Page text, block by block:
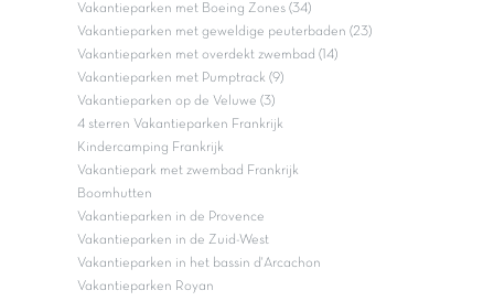
Vakantieparken met Boeing Zones (34)
Vakantieparken met geweldige peuterbaden (23)
Vakantieparken met overdekt zwembad (14)
Vakantieparken met Pumptrack (9)
Vakantieparken op de Veluwe (3)
4 sterren Vakantieparken Frankrijk
Kindercamping Frankrijk
Vakantiepark met zwembad Frankrijk
Boomhutten
Vakantieparken in de Provence
Vakantieparken in de Zuid-West
Vakantieparken in het bassin d'Arcachon
Vakantieparken Royan